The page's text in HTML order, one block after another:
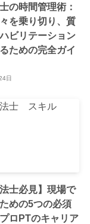
の時間管理術：
を乗り切り、質
ビリテーション
ための完全ガイ
日
法士必見】現場で
めの5つの必須
ロPTのキャリア